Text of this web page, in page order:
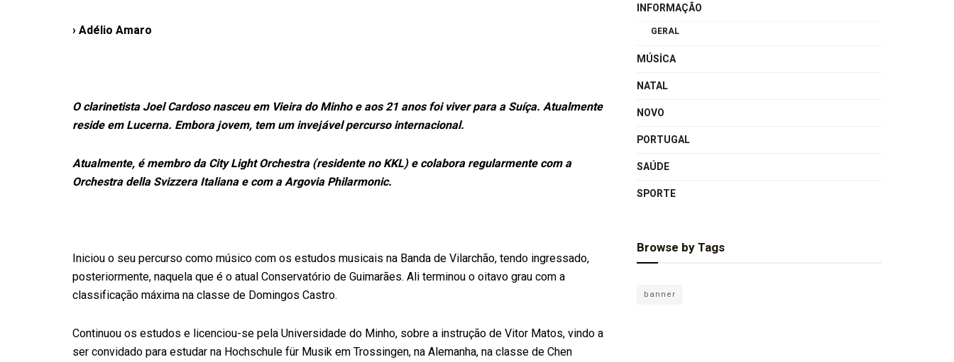
› Adélio Amaro
O clarinetista Joel Cardoso nasceu em Vieira do Minho e aos 21 anos foi viver para a Suíça. Atualmente
reside em Lucerna. Embora jovem, tem um invejável percurso internacional.
Atualmente, é membro da City Light Orchestra (residente no KKL) e colabora regularmente com a
Orchestra della Svizzera Italiana e com a Argovia Philarmonic.
Iniciou o seu percurso como músico com os estudos musicais na Banda de Vilarchão, tendo ingressado,
posteriormente, naquela que é o atual Conservatório de Guimarães. Ali terminou o oitavo grau com a
classificação máxima na classe de Domingos Castro.
Continuou os estudos e licenciou-se pela Universidade do Minho, sobre a instrução de Vitor Matos, vindo a
ser convidado para estudar na Hochschule für Musik em Trossingen, na Alemanha, na classe de Chen
INFORMAÇÃO
GERAL
MÚSICA
NATAL
NOVO
PORTUGAL
SAÚDE
SPORTE
Browse by Tags
banner